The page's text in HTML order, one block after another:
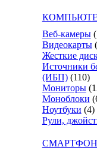
Веб-камеры
Видеокарты
Жесткие
Источники
(ИБП) (110)
Мониторы
Моноблоки
Ноутбуки (4)
Рули,